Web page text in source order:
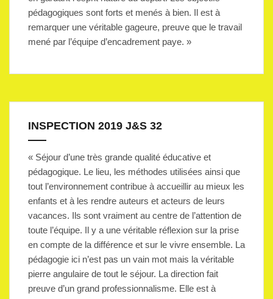
pédagogiques sont forts et menés à bien. Il est à
remarquer une véritable gageure, preuve que le travail
mené par l’équipe d’encadrement paye. »
INSPECTION 2019 J&S 32
« Séjour d’une très grande qualité éducative et
pédagogique. Le lieu, les méthodes utilisées ainsi que
tout l’environnement contribue à accueillir au mieux les
enfants et à les rendre auteurs et acteurs de leurs
vacances. Ils sont vraiment au centre de l’attention de
toute l’équipe. Il y a une véritable réflexion sur la prise
en compte de la différence et sur le vivre ensemble. La
pédagogie ici n’est pas un vain mot mais la véritable
pierre angulaire de tout le séjour. La direction fait
preuve d’un grand professionnalisme. Elle est à